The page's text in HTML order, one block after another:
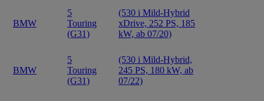
BMW
5
Touring
(G31)
(530 i Mild-Hybrid
xDrive, 252 PS, 185
kW, ab 07/20)
BMW
5
Touring
(G31)
(530 i Mild-Hybrid,
245 PS, 180 kW, ab
07/22)